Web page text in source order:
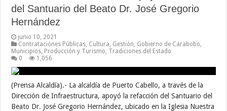
del Santuario del Beato Dr. José Gregorio
Hernández
junio 10, 2021
Contrataciones Públicas Cultura Gestión Gobierno de Carabobo
Municipios Producción y Turismo Tradiciones del Estado
0
1,056
(Prensa Alcaldía).- La alcaldía de Puerto Cabello, a través de la
Dirección de Infraestructura, apoyó la refacción del Santuario del
Beato Dr. José Gregorio Hernández, ubicado en la Iglesia Nuestra